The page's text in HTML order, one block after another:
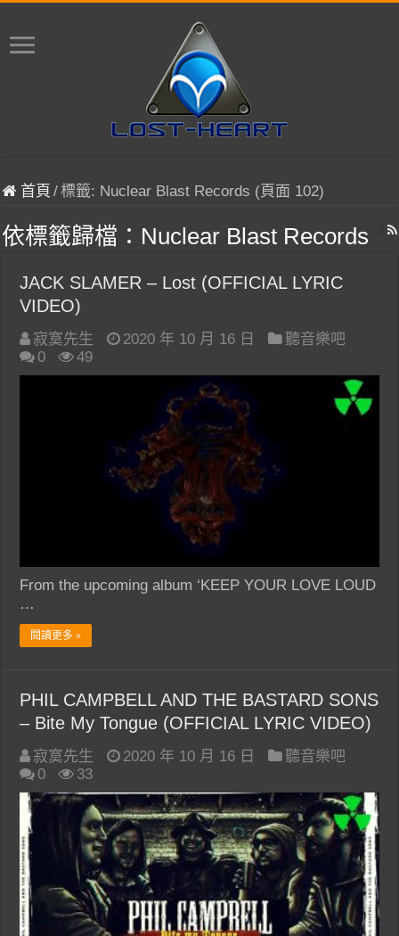
首頁 /標籤: Nuclear Blast Records (頁面 102)
依標籤歸檔： Nuclear Blast Records
JACK SLAMER – Lost (OFFICIAL LYRIC
VIDEO)
寂寞先生 2020 年 10 月 16 日
聽音樂吧
0
49
From the upcoming album ‘KEEP YOUR LOVE LOUD
…
閱讀更多 »
PHIL CAMPBELL AND THE BASTARD SONS
– Bite My Tongue (OFFICIAL LYRIC VIDEO)
寂寞先生 2020 年 10 月 16 日
聽音樂吧
0
33